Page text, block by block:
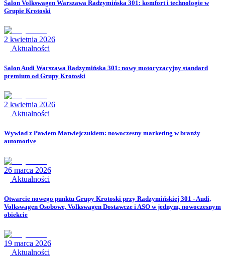
Salon Volkswagen Warszawa Radzymińska 301: komfort i technologie w
Grupie Krotoski
2 kwietnia 2026
Aktualności
Salon Audi Warszawa Radzymińska 301: nowy motoryzacyjny standard
premium od Grupy Krotoski
2 kwietnia 2026
Aktualności
Wywiad z Pawłem Matwiejczukiem: nowoczesny marketing w branży
automotive
26 marca 2026
Aktualności
Otwarcie nowego punktu Grupy Krotoski przy Radzymińskiej 301 - Audi,
Volkswagen Osobowe, Volkswagen Dostawcze i ASO w jednym, nowoczesnym
obiekcie
19 marca 2026
Aktualności